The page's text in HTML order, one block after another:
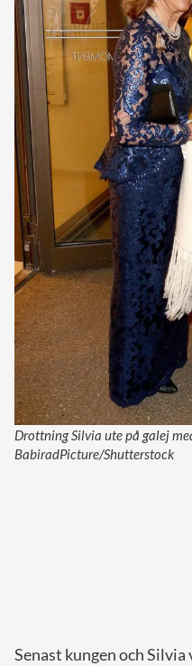
Drottning Silvia ute på galej
BabiradPicture/Shutterstock
Senast kungen och Silvia